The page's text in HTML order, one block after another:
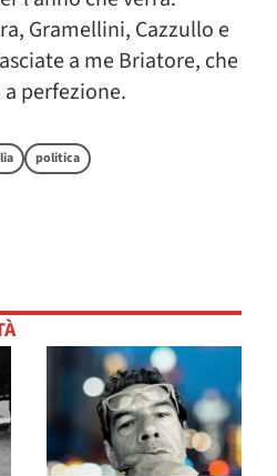
Gramellini, Cazzullo e
a me Briatore, che
perfezione.
politica